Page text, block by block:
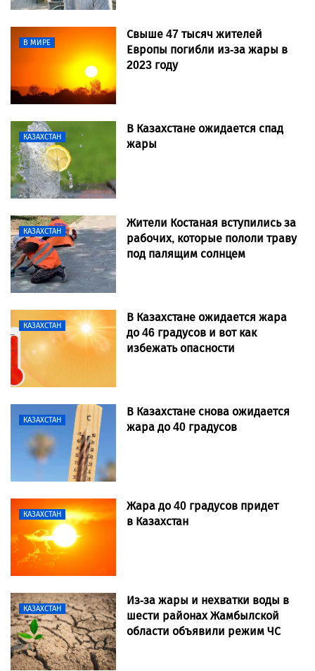
В МИРЕ
Свыше 47 тысяч жителей
Европы погибли из-за жары в
2023 году
КАЗАХСТАН
В Казахстане ожидается спад
жары
КАЗАХСТАН
Жители Костаная вступились за
рабочих, которые пололи траву
под палящим солнцем
КАЗАХСТАН
В Казахстане ожидается жара
до 46 градусов и вот как
избежать опасности
КАЗАХСТАН
В Казахстане снова ожидается
жара до 40 градусов
КАЗАХСТАН
Жара до 40 градусов придет
в Казахстан
КАЗАХСТАН
Из-за жары и нехватки воды в
шести районах Жамбылской
области объявили режим ЧС